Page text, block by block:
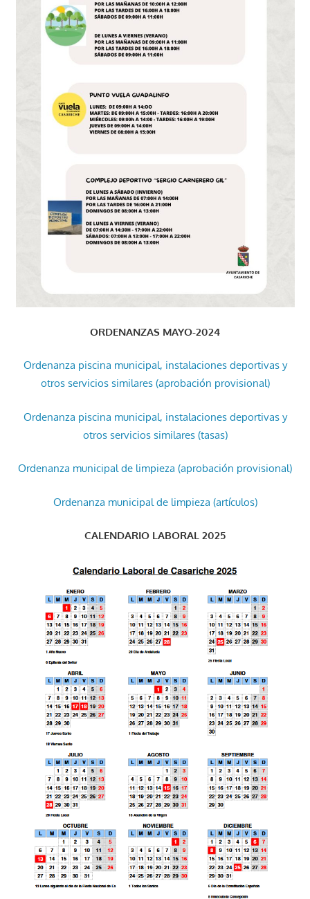
ORDENANZAS MAYO-2024
Ordenanza piscina municipal, instalaciones deportivas y
otros servicios similares (aprobación provisional)
Ordenanza piscina municipal, instalaciones deportivas y
otros servicios similares (tasas)
Ordenanza municipal de limpieza (aprobación provisional)
Ordenanza municipal de limpieza (artículos)
CALENDARIO LABORAL 2025